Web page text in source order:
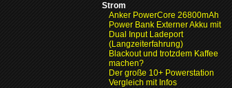
Strom
Anker PowerCore 26800mAh
Power Bank Externer Akku mit
Dual Input Ladeport
(Langzeiterfahrung)
Blackout und trotzdem Kaffee
machen?
Der große 10+ Powerstation
Vergleich mit Infos